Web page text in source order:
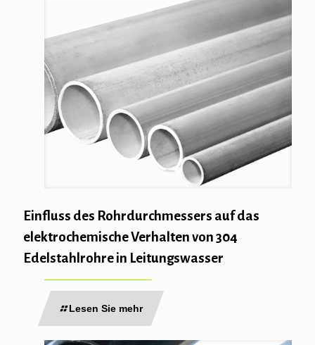
Einfluss des Rohrdurchmessers auf das
elektrochemische Verhalten von 304
Edelstahlrohre in Leitungswasser
Lesen Sie mehr